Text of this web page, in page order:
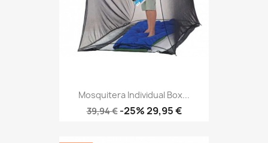
Mosquitera Individual Box...
Precio
39,94 € -25% Precio
29,95 €